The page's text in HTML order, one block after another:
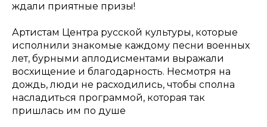
ждали приятные призы!
Артистам Центра русской культуры, которые
исполнили знакомые каждому песни военных
лет, бурными аплодисментами выражали
восхищение и благодарность. Несмотря на
дождь, люди не расходились, чтобы сполна
насладиться программой, которая так
пришлась им по душе